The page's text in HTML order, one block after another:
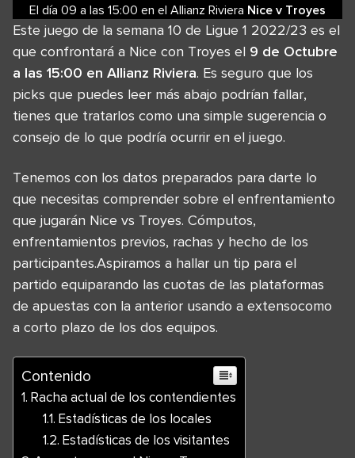
El día 09 a las 15:00 en el Allianz Riviera Nice v Troyes
Este juego de la semana 10 de Ligue 1 2022/23 es el
que confrontará a Nice con Troyes el 9 de Octubre
a las 15:00 en Allianz Riviera. Es seguro que los
picks que puedes leer más abajo podrían fallar,
tienes que tratarlos como una simple sugerencia o
consejo de lo que podría ocurrir en el juego.
Tenemos con los datos preparados para darte lo
que necesitas comprender sobre el enfrentamiento
que jugarán Nice vs Troyes. Cómputos,
enfrentamientos previos, rachas y hecho de los
participantes.Aspiramos a hallar un tip para el
partido equiparando las cuotas de las plataformas
de apuestas con la anterior usando a extensocomo
a corto plazo de los dos equipos.
Contenido
Racha actual de los contendientes
Estadísticas de los locales
Estadísticas de los visitantes